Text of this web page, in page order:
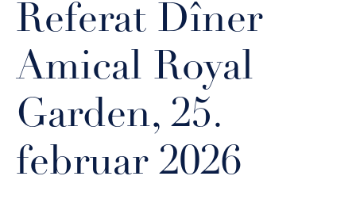
Referat Dîner
Amical Royal
Garden, 25.
februar 2026